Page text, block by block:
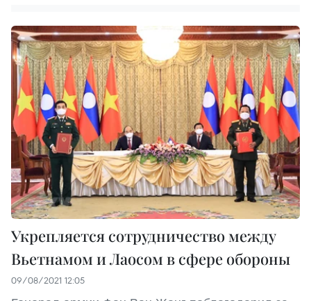
Укрепляется сотрудничество между
Вьетнамом и Лаосом в сфере обороны
09/08/2021 12:05